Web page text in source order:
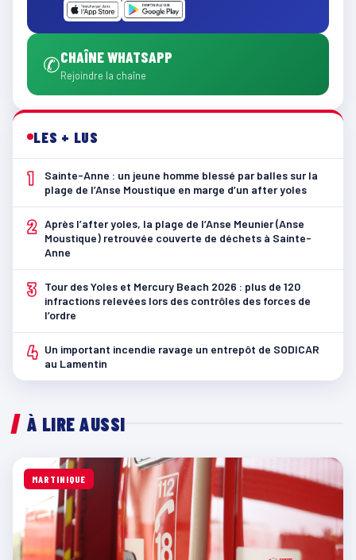
✆CHAÎNE WHATSAPP
Rejoindre la chaîne
LES + LUS
1
Sainte-Anne : un jeune homme blessé par balles sur la
plage de l’Anse Moustique en marge d’un after yoles
2 Après l’after yoles, la plage de l’Anse Meunier (Anse
Moustique) retrouvée couverte de déchets à Sainte-
Anne
3
Tour des Yoles et Mercury Beach 2026 : plus de 120
infractions relevées lors des contrôles des forces de
l’ordre
4 Un important incendie ravage un entrepôt de SODICAR
au Lamentin
À LIRE AUSSI
MARTINIQUE